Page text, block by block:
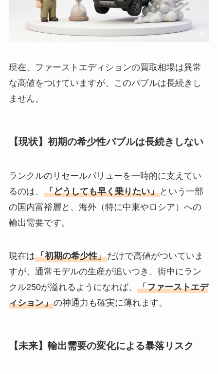
現在、ファーストエディションの買取相場は異常
な高値をつけていますが、このバブルは長続きし
ません。
【現状】初期の希少性バブルは長続きしない
ランクルのリセールバリューを一時的に支えてい
るのは、 「どうしても早く乗りたい」という一部
の国内富裕層と、海外（特に中東やロシア）への
輸出需要です。
現在は「初期の希少性」だけで高値がついていま
すが、通常モデルの生産が追いつき、街中にラン
クル250が溢れるようになれば、 「ファーストエデ
ィション」の神通力も確実に薄れます。
【未来】輸出需要の変化による暴落リスク